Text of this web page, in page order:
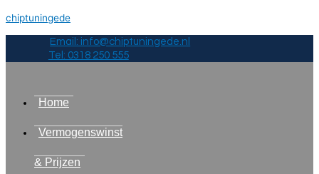
chiptuningede
Email: info@chiptuningede.nl
Tel: 0318 250 555
Home
Vermogenswinst
& Prijzen